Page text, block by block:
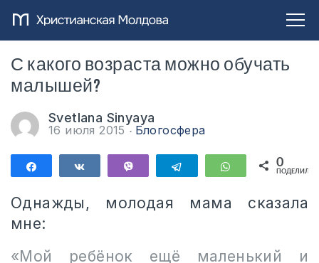
С какого возраста можно обучать
малышей?
Svetlana Sinyaya
16 июля 2015 Блогосфера
ПоделитьсяПоделиться Telegram WhatsApp
0
Однажды, молодая мама сказала
мне:
«Мой ребёнок ещё маленький и